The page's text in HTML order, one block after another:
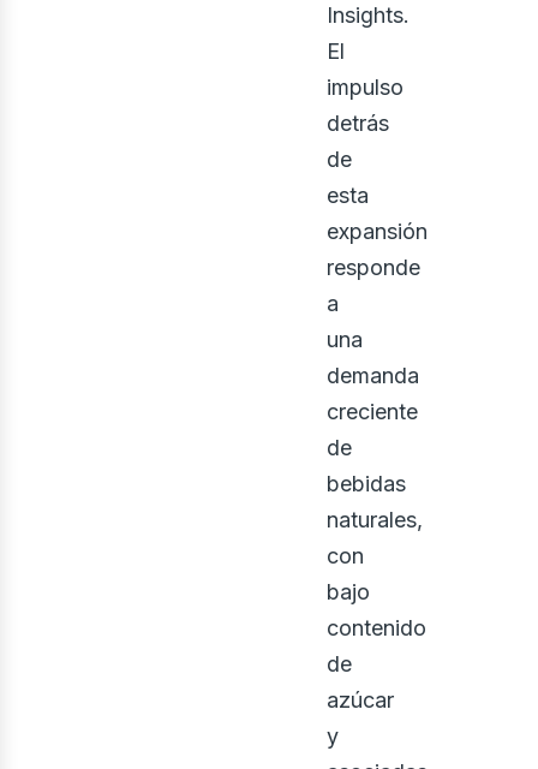
Insights.
El
impulso
detrás
de
esta
expansión
responde
a
una
demanda
creciente
de
bebidas
naturales,
con
bajo
contenido
de
azúcar
y